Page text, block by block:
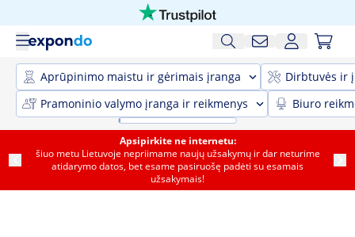
Aprūpinimo maistu ir gėrimais įranga
Dirbtuvės ir
Pramoninio valymo įranga ir reikmenys
Biuro
Apsipirkite ne internetu:
šiuo metu Lietuvoje nepriimame naujų užsakymų ir dar neturime
atidarymo datos, bet esame pasiruošę padėti su esamais
užsakymais!